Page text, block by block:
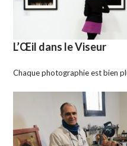
L’Œil dans le Viseur
Chaque photographie est bien